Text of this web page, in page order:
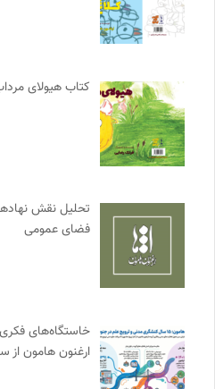
کتاب هیولای
تحلیل نقش
فضای عمومی
خاستگاه‌های
ارغنون هامون از سال ۱۳۸۰ تا